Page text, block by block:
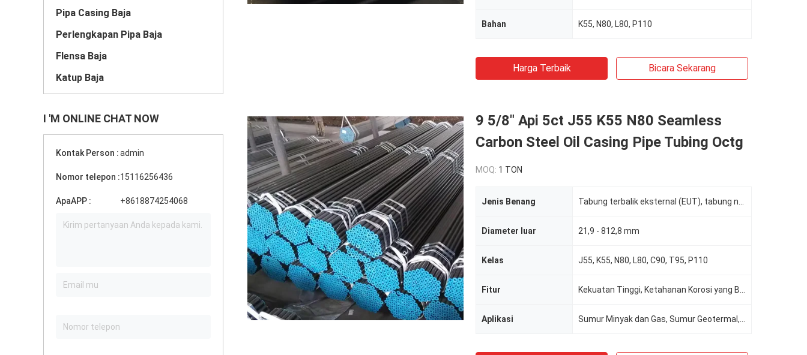
Pipa Casing Baja
Perlengkapan Pipa Baja
Flensa Baja
Katup Baja
I 'M ONLINE CHAT NOW
Kontak Person :admin
Nomor telepon :15116256436
ApaAPP : +8618874254068
Bahan K55, N80, L80, P110
Harga Terbaik Bicara Sekarang
9 5/8" Api 5ct J55 K55 N80 Seamless
Carbon Steel Oil Casing Pipe Tubing Octg
MOQ: 1 TON
Jenis Benang
Diameter luar 21,9 - 812,8 mm
Kelas J55, K55, N80, L80, C90, T95, P110
Fitur
Aplikasi